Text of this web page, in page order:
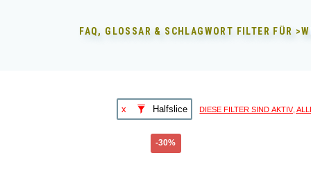
FAQ, GLOSSAR & SCHLAGWORT FILTER FÜR
x Halfslice diese Filter sind aktiv,
-30%
Dieses
Produkt